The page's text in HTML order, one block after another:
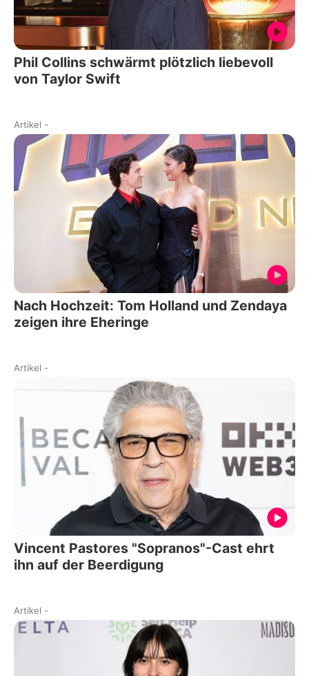
Phil Collins schwärmt plötzlich liebevoll
von Taylor Swift
Artikel -
Nach Hochzeit: Tom Holland und Zendaya
zeigen ihre Eheringe
Artikel -
Vincent Pastores "Sopranos"-Cast ehrt
ihn auf der Beerdigung
Artikel -